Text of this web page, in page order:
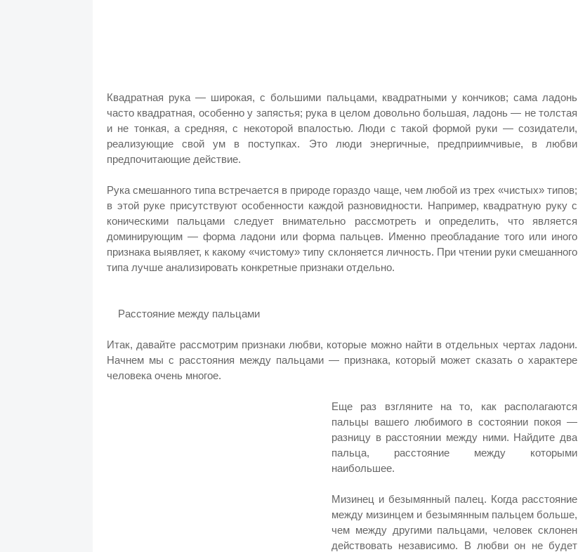
Квадратная рука — широкая, с большими пальцами, квадратными у кончиков; сама ладонь
часто квадратная, особенно у запястья; рука в целом довольно большая, ладонь — не толстая
и не тонкая, а средняя, с некоторой впалостью. Люди с такой формой руки — созидатели,
реализующие свой ум в поступках. Это люди энергичные, предприимчивые, в любви
предпочитающие действие.
Рука смешанного типа встречается в природе гораздо чаще, чем любой из трех «чистых» типов;
в этой руке присутствуют особенности каждой разновидности. Например, квадратную руку с
коническими пальцами следует внимательно рассмотреть и определить, что является
доминирующим — форма ладони или форма пальцев. Именно преобладание того или иного
признака выявляет, к какому «чистому» типу склоняется личность. При чтении руки смешанного
типа лучше анализировать конкретные признаки отдельно.
Расстояние между пальцами
Итак, давайте рассмотрим признаки любви, которые можно найти в отдельных чертах ладони.
Начнем мы с расстояния между пальцами — признака, который может сказать о характере
человека очень многое.
Еще раз взгляните на то, как располагаются
пальцы вашего любимого в состоянии покоя —
разницу в расстоянии между ними. Найдите два
пальца, расстояние между которыми
наибольшее.
Мизинец и безымянный палец. Когда расстояние
между мизинцем и безымянным пальцем больше,
чем между другими пальцами, человек склонен
действовать независимо. В любви он не будет